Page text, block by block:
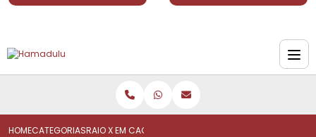
HOMECATEGORIASRAIO X EM CACHORRO